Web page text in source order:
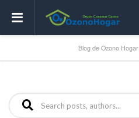
Blog de Ozono Hogar
Buscar: